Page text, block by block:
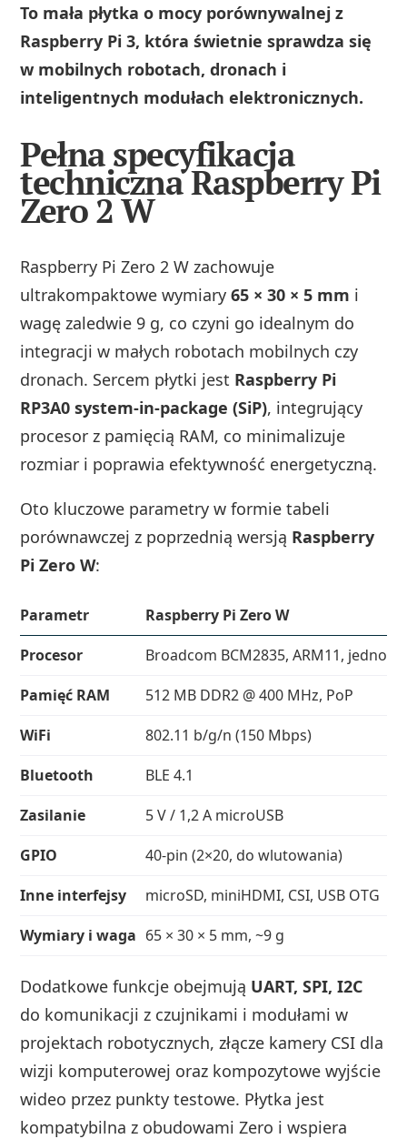
To mała płytka o mocy porównywalnej z
Raspberry Pi 3, która świetnie sprawdza się
w mobilnych robotach, dronach i
inteligentnych modułach elektronicznych.
Pełna specyfikacja
techniczna Raspberry Pi
Zero 2 W
Raspberry Pi Zero 2 W zachowuje
ultrakompaktowe wymiary65 × 30 × 5 mm i
wagę zaledwie 9 g, co czyni go idealnym do
integracji w małych robotach mobilnych czy
dronach. Sercem płytki jest Raspberry Pi
RP3A0 system-in-package (SiP), integrujący
procesor z pamięcią RAM, co minimalizuje
rozmiar i poprawia efektywność energetyczną.
Oto kluczowe parametry w formie tabeli
porównawczej z poprzednią wersją Raspberry
Pi Zero W:
Parametr
Raspberry Pi Zero W
Procesor
Broadcom BCM2835, ARM11,
Pamięć RAM
512 MB DDR2 @ 400 MHz, PoP
WiFi
802.11 b/g/n (150 Mbps)
Bluetooth
BLE 4.1
Zasilanie
5 V / 1,2 A microUSB
GPIO
40-pin (2×20, do wlutowania)
Inne interfejsy
microSD, miniHDMI, CSI, USB OTG
Wymiary i waga 65 × 30 × 5 mm, ~9 g
Dodatkowe funkcje obejmują UART, SPI, I2C
do komunikacji z czujnikami i modułami w
projektach robotycznych, złącze kamery CSI dla
wizji komputerowej oraz kompozytowe wyjście
wideo przez punkty testowe. Płytka jest
kompatybilna z obudowami Zero i wspiera